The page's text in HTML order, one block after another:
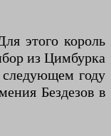
этого король
из Цимбурка
году
Бездезов в